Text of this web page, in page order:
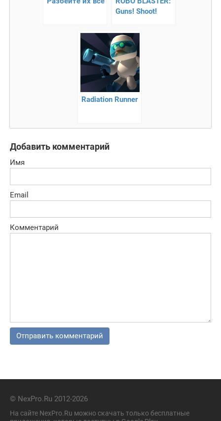
Guns! Shoot!
Radiation Runner
Добавить комментарий
Имя
Email
Комментарий
© NexPro.Ru 2012-2026
На сайте NexPro.Ru можно скачать только бесплатные